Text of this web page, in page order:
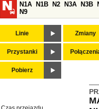
N1A
N1B N2 N3A N3B
N9
Linie Zmiany
Przystanki
Pobierz